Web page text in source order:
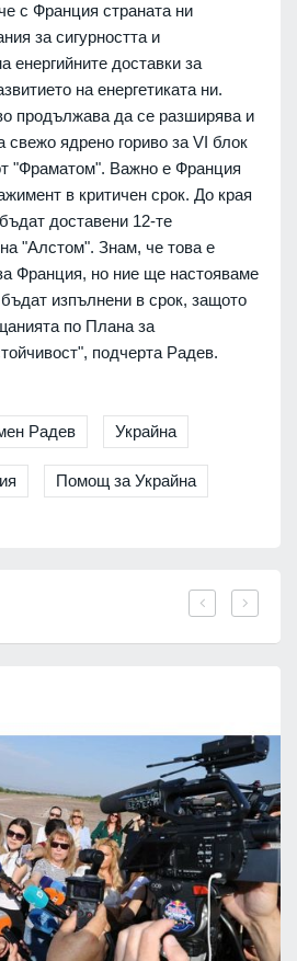
с Франция страната ни
за сигурността и
енергийните доставки за
на енергетиката ни.
продължава да се разширява и
свежо ядрено гориво за VI блок
"Фраматом". Важно е Франция
в критичен срок. До края
доставени 12-те
"Алстом". Знам, че това е
Франция, но ние ще настояваме
изпълнени в срок, защото
по Плана за
подчерта Радев.
Радев Украйна
Помощ за Украйна